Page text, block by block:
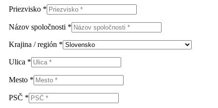
Priezvisko *
Názov spoločnosti *
Krajina / región *
Ulica *
Mesto *
PSČ *